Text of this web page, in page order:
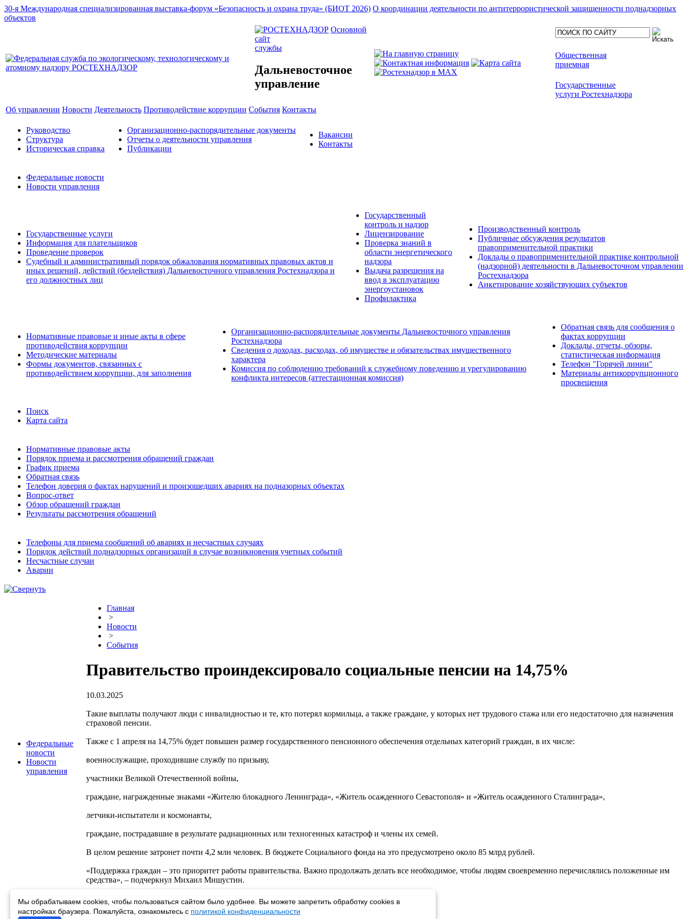
30-я Международная специализированная выставка-форум «Безопасность и охрана труда» (БИОТ 2026) О координации деятельности по антитеррористической защищенности поднадзорных
объектов
Основной
сайт
службы
Дальневосточное
управление
Общественная
приемная
Государственные
услуги Ростехнадзора
Об управлении Новости Деятельность Противодействие коррупции События Контакты
Руководство
Структура
Историческая справка
Организационно-распорядительные документы
Отчеты о деятельности управления
Публикации
Вакансии
Контакты
Федеральные новости
Новости управления
Государственные услуги
Информация для плательщиков
Проведение проверок
Судебный и административный порядок обжалования нормативных правовых актов и
иных решений, действий (бездействия) Дальневосточного управления Ростехнадзора и
его должностных лиц
Государственный
контроль и надзор
Лицензирование
Проверка знаний в
области энергетического
надзора
Выдача разрешения на
ввод в эксплуатацию
энергоустановок
Профилактика
Производственный контроль
Публичные обсуждения результатов
правоприменительной практики
Доклады о правоприменительной практике контрольной
(надзорной) деятельности в Дальневосточном управлении
Ростехнадзора
Анкетирование хозяйствующих субъектов
Нормативные правовые и иные акты в сфере
противодействия коррупции
Методические материалы
Формы документов, связанных с
противодействием коррупции, для заполнения
Организационно-распорядительные документы Дальневосточного управления
Ростехнадзора
Сведения о доходах, расходах, об имуществе и обязательствах имущественного
характера
Комиссия по соблюдению требований к служебному поведению и урегулированию
конфликта интересов (аттестационная комиссия)
Обратная связь для сообщения о
фактах коррупции
Доклады, отчеты, обзоры,
статистическая информация
Телефон "Горячей линии"
Материалы антикоррупционного
просвещения
Поиск
Карта сайта
Нормативные правовые акты
Порядок приема и рассмотрения обращений граждан
График приема
Обратная связь
Телефон доверия о фактах нарушений и произошедших авариях на подназорных объектах
Вопрос-ответ
Обзор обращений граждан
Результаты рассмотрения обращений
Телефоны для приема сообщений об авариях и несчастных случаях
Порядок действий поднадзорных организаций в случае возникновения учетных событий
Несчастные случаи
Аварии
Федеральные
новости
Новости
управления
Главная
>
Новости
>
События
Правительство проиндексировало социальные пенсии на 14,75%
10.03.2025
Такие выплаты получают люди с инвалидностью и те, кто потерял кормильца, а также граждане, у которых нет трудового стажа или его недостаточно для назначения
страховой пенсии.
Также с 1 апреля на 14,75% будет повышен размер государственного пенсионного обеспечения отдельных категорий граждан, в их числе:
военнослужащие, проходившие службу по призыву,
участники Великой Отечественной войны,
граждане, награжденные знаками «Жителю блокадного Ленинграда», «Житель осажденного Севастополя» и «Житель осажденного Сталинграда»,
летчики-испытатели и космонавты,
граждане, пострадавшие в результате радиационных или техногенных катастроф и члены их семей.
В целом решение затронет почти 4,2 млн человек. В бюджете Социального фонда на это предусмотрено около 85 млрд рублей.
«Поддержка граждан – это приоритет работы правительства. Важно продолжать делать все необходимое, чтобы людям своевременно перечислялись положенные им
средства», – подчеркнул Михаил Мишустин.
Возврат к списку
Мы обрабатываем cookies, чтобы пользоваться сайтом было удобнее. Вы можете запретить обработку cookies в
настройках браузера. Пожалуйста, ознакомьтесь с политикой конфиденциальности